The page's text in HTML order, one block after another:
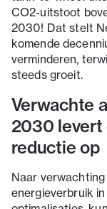
CO2-uitstoot
2030! Dat stelt
komende
verminderen,
steeds groeit.
Verwachte
2030 levert
reductie op
Naar
energieverbruik